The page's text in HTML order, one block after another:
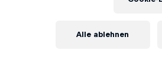
Alle ablehnen